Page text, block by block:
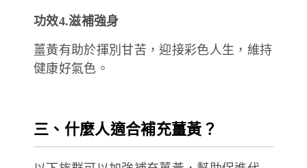
功效4.滋補強身
薑黃有助於揮別甘苦，迎接彩色人生，維持
健康好氣色。
三、什麼人適合補充薑黃？